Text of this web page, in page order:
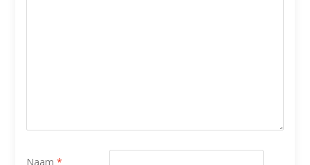
Naam *